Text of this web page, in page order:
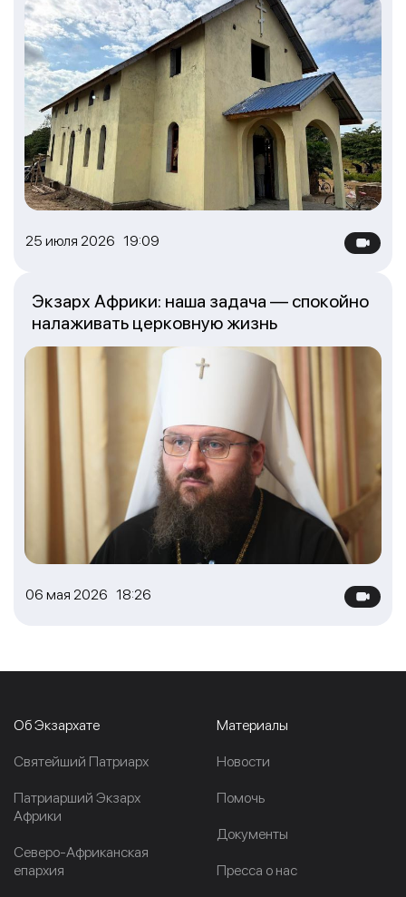
25 июля 2026 19:09
06 мая 2026 18:26
Экзарх Африки: наша задача — спокойно
налаживать церковную жизнь
Об Экзархате
Cвятейший Патриарх
Патриарший Экзарх
Африки
Северо-Африканская
епархия
Материалы
Новости
Помочь
Документы
Пресса о нас